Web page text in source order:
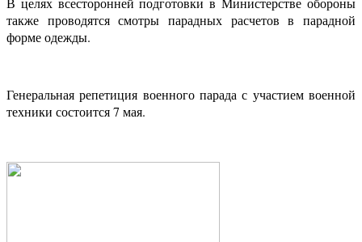
также проводятся смотры парадных расчетов в парадной
форме одежды.
Генеральная репетиция военного парада с участием военной
техники состоится 7 мая.